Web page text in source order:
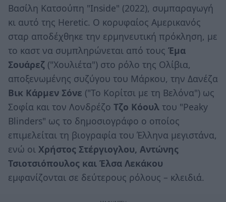
Βασίλη Κατσούπη "Inside" (2022), συμπαραγωγή
κι αυτό της Heretic. Ο κορυφαίος Αμερικανός
σταρ αποδέχθηκε την ερμηνευτική πρόκληση, με
το καστ να συμπληρώνεται από τους Έμα
Σουάρεζ ("Χουλιέτα") στο ρόλο της Ολίβια,
αποξενωμένης συζύγου του Μάρκου, την Δανέζα
Βικ Κάρμεν Σόνε ("Το Κορίτσι με τη Βελόνα") ως
Σοφία και τον Λονδρέζο Τζο Κόουλ του "Peaky
Blinders" ως το δημοσιογράφο ο οποίος
επιμελείται τη βιογραφία του Έλληνα μεγιστάνα,
ενώ οι Χρήστος Στέργιογλου, Αντώνης
Τσιοτσιόπουλος και Έλσα Λεκάκου
εμφανίζονται σε δεύτερους ρόλους – κλειδιά.